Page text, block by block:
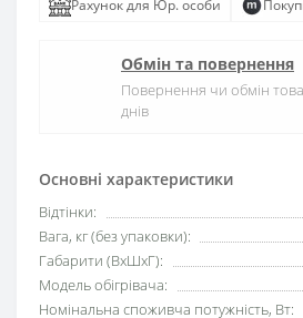
Основні характеристики
Відтінки:
Вага, кг (без упаковки):
Габарити (ВхШхГ):
Модель обігрівача:
Номінальна споживча потужність, Вт:
Рахунок для Юр. особи
Обмін та повернення
Повернення чи обмін
днів